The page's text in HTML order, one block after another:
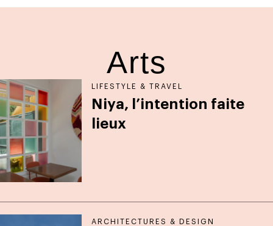
Arts
LIFESTYLE & TRAVEL
Niya, l’intention faite
lieux
ARCHITECTURES & DESIGN